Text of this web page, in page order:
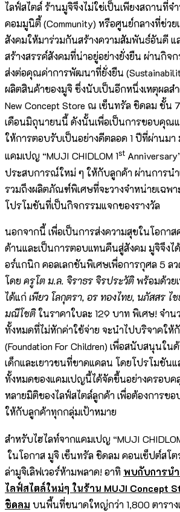
ไลฟ์สไตล์ ร้านมูจิจึงไม่ใช่เป็นเพียงสถานที่จ
คอมมูนิตี้ (Community) หรือศูนย์กลางที่ช่วย
สังคมให้มาร่วมกันสร้างความสัมพันธ์อันดี แ
สร้างสรรค์สังคมที่น่าอยู่อย่างยั่งยืน ผ่านกิจ
ส่งต่อคุณค่าการพัฒนาที่ยั่งยืน
ผลิตสินค้าของมูจิ ซึ่งนับเป็นอีกหนึ่งเหตุผลส
New Concept Store ณ เซ็นทรัล ชิดลม ชั้น
เดือนมิถุนายนนี้ ดังนั้นเพื่อเป็นการขอบคุณ
ให้การตอบรับเป็นอย่างดีตลอด 1 ปีที่ผ่านมา
แคมเปญ “MUJI CHIDLOM 1st
ประสบการณ์ใหม่ ๆ ให้กับลูกค้า ผ่านการน
รวมถึงผลิตภัณฑ์พิเศษที่จะวางจำหน่ายเฉพ
โปรโมชันที่เป็นกิจกรรมแจกของรางวัล
นอกจากนี้ เพื่อเป็นการส่งความสุขในโอกา
ด้านและเป็นการตอบแทนคืนสู่สังคม มูจิจึงไ
อร์แกนิก คอลเลกชันพิเศษเพื่อการกุศล 5 ล
โดยครูโต ม.ล. จิราธร จิรประวัติพร้อมด้วย
ได้แก่เพียว โลกุตรา, อร ทองไทย, นภัสสร ไ
มณีโชติในราคาใบละ 129 บาท พิเศษ! จำ
ทั้งหมดที่ไม่หักค่าใช้จ่าย จะนำไปบริจาคให้
(Foundation For Children) เพื่อสนับสนุนใ
เด็กและเยาวชนที่ขาดแคลน โดยโปรโมชัน
ทั้งหมดของแคมเปญนี้ได้จัดขึ้นอย่างครอบค
หลายมิติของไลฟ์สไตล์ลูกค้า เพื่อต้องการข
ให้กับลูกค้าทุกกลุ่มเป้าหมาย
สำหรับไฮไลท์จากแคมเปญ “MUJI
ในโอกาส มูจิ เซ็นทรัล ชิดลม คอนเซ็ปต์สโต
ล่ามูจิเลิฟเวอร์ห้ามพลาด! อาทิ พบกับการน
ไลฟ์สไตล์ใหม่ๆ ในร้าน MUJI Concept
ชิดลม บนพื้นที่ขนาดใหญ่กว่า 1,800 ตารา